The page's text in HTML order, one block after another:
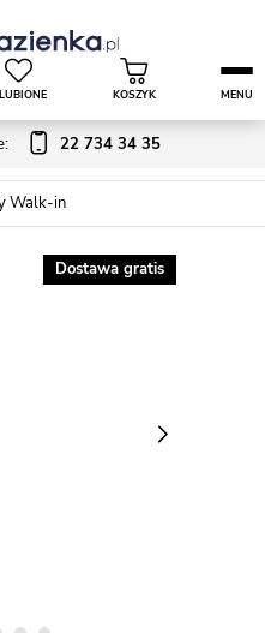
22 734 34 35
KOSZYK MENU
Walk-in
Dostawa gratis